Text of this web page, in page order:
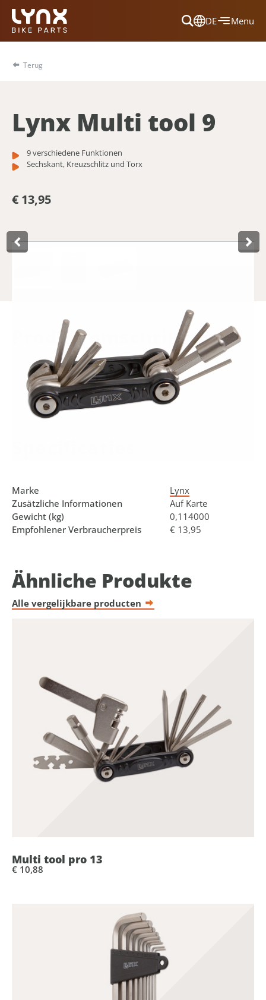
DE
Dansk
Nederlands
Menu
Terug
Lynx Multi tool 9
9 verschiedene Funktionen
Sechskant, Kreuzschlitz und Torx
€ 13,95
Product­omschrijving
Das kleine, aber vollständige Lynx Multi Tool 9 hat, wie der
Name schon sagt, 9 Funktionen. Dieses Multiwerkzeug ist
mit sieben Sechskantschlüsseln in den Größen 2, 2,5, 3, 4,
5, 6 und 8 mm, einem Kreuzschlitzschraubendreher und
einem T25 Torx ausgestattet.
Marke
Lynx
Zusätzliche Informationen
Auf Karte
Gewicht (kg)
0,114000
Empfohlener Verbraucherpreis
€ 13,95
Ähnliche Produkte
Alle vergelijkbare producten
Multi tool pro 13
€ 10,88